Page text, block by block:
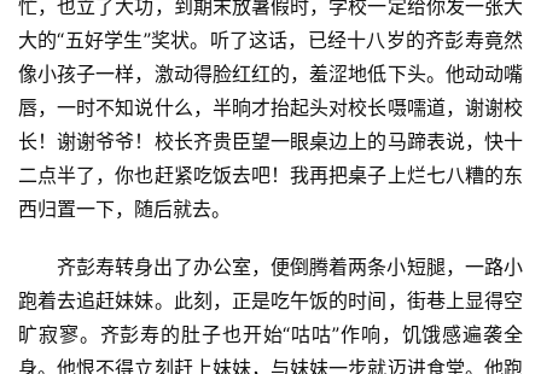
忙，也立了大功，到期末放暑假时，学校一定给你发一张大
大的“五好学生”奖状。听了这话，已经十八岁的齐彭寿竟然
像小孩子一样，激动得脸红红的，羞涩地低下头。他动动嘴
唇，一时不知说什么，半晌才抬起头对校长嗫嚅道，谢谢校
长！谢谢爷爷！校长齐贵臣望一眼桌边上的马蹄表说，快十
二点半了，你也赶紧吃饭去吧！我再把桌子上烂七八糟的东
西归置一下，随后就去。
齐彭寿转身出了办公室，便倒腾着两条小短腿，一路小
跑着去追赶妹妹。此刻，正是吃午饭的时间，街巷上显得空
旷寂寥。齐彭寿的肚子也开始“咕咕”作响，饥饿感遍袭全
身。他恨不得立刻赶上妹妹，与妹妹一步就迈进食堂。他跑